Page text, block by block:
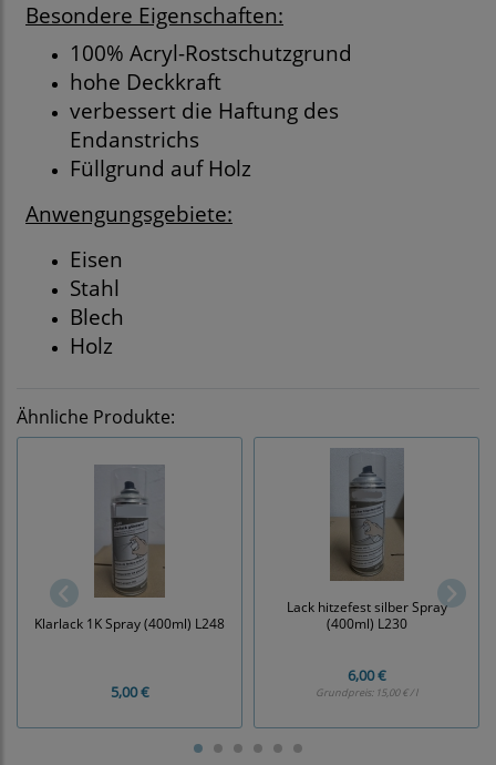
Besondere Eigenschaften:
100% Acryl-Rostschutzgrund
hohe Deckkraft
verbessert die Haftung des
Endanstrichs
Füllgrund auf Holz
Anwengungsgebiete:
Eisen
Stahl
Blech
Holz
Ähnliche Produkte:
Klarlack 1K Spray (400ml) L248
5,00 €
Lack hitzefest silber Spray
(400ml) L230
6,00 €
Grundpreis: 15,00 € / l